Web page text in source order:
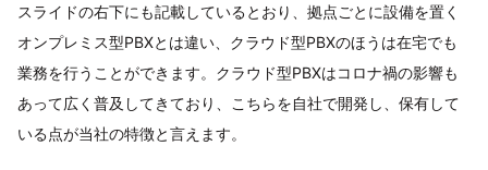
スライドの右下にも記載しているとおり、拠点ごとに設備を置く
オンプレミス型PBXとは違い、クラウド型PBXのほうは在宅でも
業務を行うことができます。クラウド型PBXはコロナ禍の影響も
あって広く普及してきており、こちらを自社で開発し、保有して
いる点が当社の特徴と言えます。